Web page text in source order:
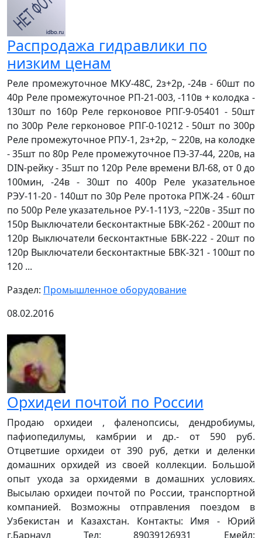
Распродажа гидравлики по
низким ценам
Реле промежуточное МКУ-48С, 2з+2р, -24в - 60шт по
40р Реле промежуточное РП-21-003, -110в + колодка -
130шт по 160р Реле герконовое РПГ-9-05401 - 50шт
по 300р Реле герконовое РПГ-0-10212 - 50шт по 300р
Реле промежуточное РПУ-1, 2з+2р, ~ 220в, на колодке
- 35шт по 80р Реле промежуточное ПЭ-37-44, 220в, на
DIN-рейку - 35шт по 120р Реле времени ВЛ-68, от 0 до
100мин, -24в - 30шт по 400р Реле указательное
РЭУ-11-20 - 140шт по 30р Реле протока РПЖ-24 - 60шт
по 500р Реле указательное РУ-1-11У3, ~220в - 35шт по
150р Выключатели бесконтактные БВК-262 - 200шт по
120р Выключатели бесконтактные БВК-222 - 20шт по
120р Выключатели бесконтактные БВК-321 - 100шт по
120 ...
Раздел: Промышленное оборудование
08.02.2016
Орхидеи почтой по России
Продаю орхидеи , фаленопсисы, дендробиумы,
пафиопедилумы, камбрии и др.- от 590 руб.
Отцветшие орхидеи от 390 руб, детки и деленки
домашних орхидей из своей коллекции. Большой
опыт ухода за орхидеями в домашних условиях.
Высылаю орхидеи почтой по России, транспортной
компанией. Возможны отправления поездом в
Узбекистан и Казахстан. Контакты: Имя - Юрий
г.Барнаул Тел: 89039126931 Емейл: